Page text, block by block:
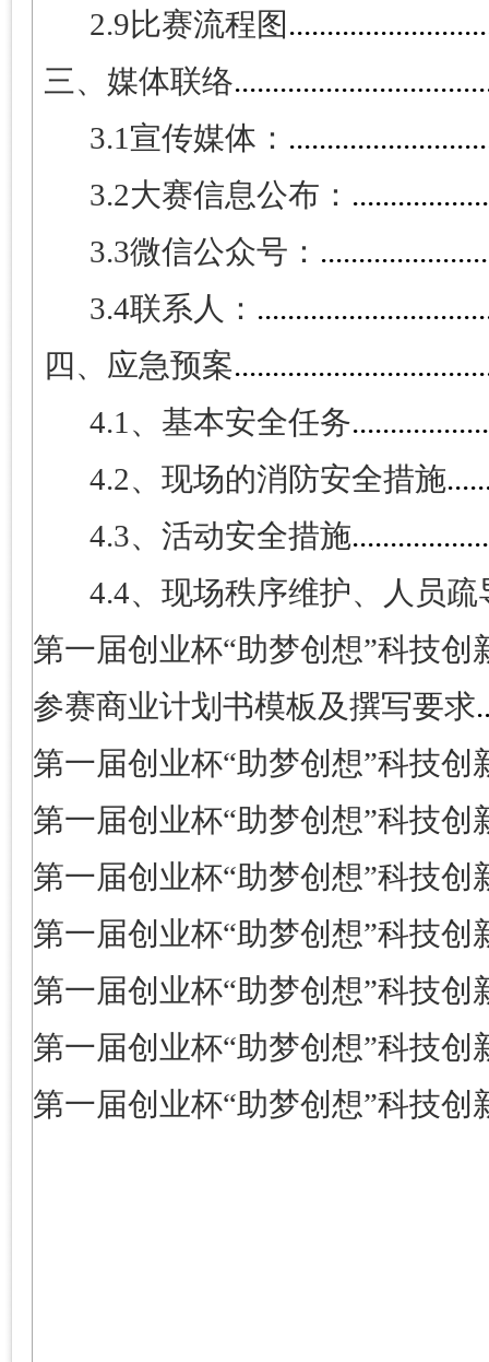
2.9比赛流程图
三、媒体联络
3.1 宣传媒体：
3.2大赛信息公布：
3.3微信公众号：
3.4联系人：
四、应急预案
4.1 、 基本安全任务
4.2、现场的消防安全措施
4.3、活动安全措施
4.4、现场秩序维护、人员疏
第一届创业杯“助梦创想”科技创
参赛商业计划书模板及撰写要求
第一届创业杯“助梦创想”科技创
第一届创业杯“助梦创想”科技创
第一届创业杯“助梦创想”科技创
第一届创业杯“助梦创想”科技创
第一届创业杯“助梦创想”科技创
第一届创业杯“助梦创想”科技创
第一届创业杯“助梦创想”科技创